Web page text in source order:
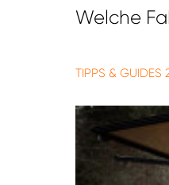
Welche
TIPPS & GUIDES